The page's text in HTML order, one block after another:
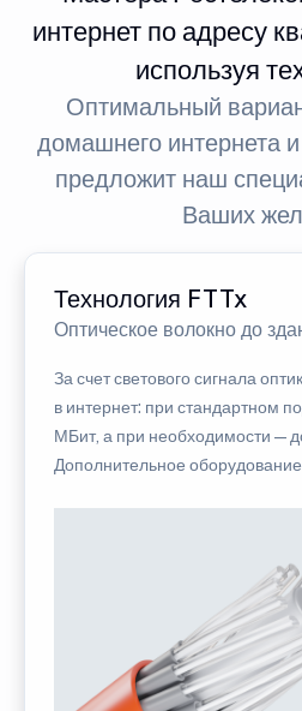
интернет по адресу
используя
Оптимальный
домашнего интернета
предложит наш
Ваших
Технология FTTx
Оптическое волокно до
За счет светового сигнала
в интернет: при стандартном
МБит, а при необходимости —
Дополнительное оборудование